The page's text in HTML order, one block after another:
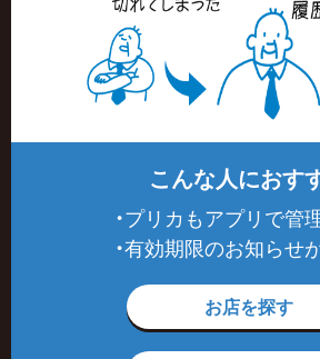
こんな人におす
・プリカもアプリで管
・有効期限のお知らせ
お店を探す